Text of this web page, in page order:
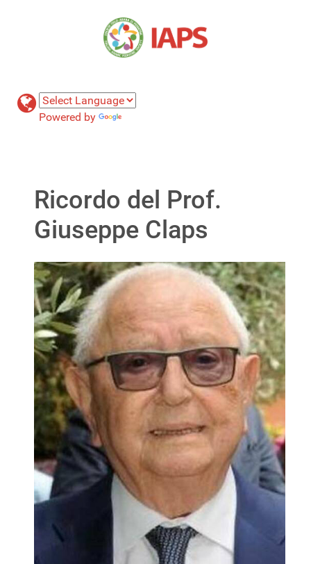
Powered by
Ricordo del Prof.
Giuseppe Claps